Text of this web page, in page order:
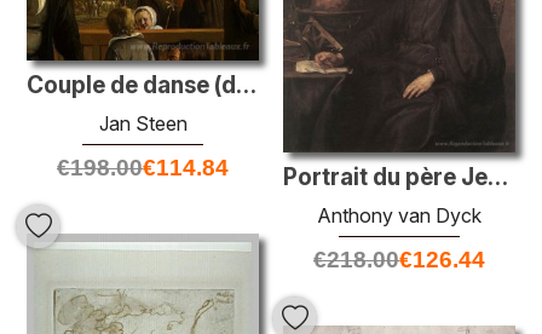
Couple de danse (détail)
Jan Steen
€198.00€114.84 Portrait du père Jean Charles della Faille
Anthony van Dyck
€218.00€126.44